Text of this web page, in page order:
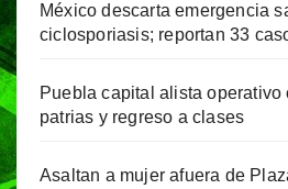
México descarta emergencia
ciclosporiasis; reportan 33
Puebla capital alista operativo
patrias y regreso a clases
Asaltan a mujer afuera de